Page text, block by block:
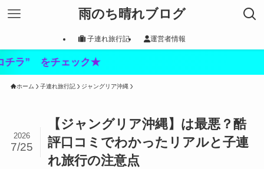
雨のち晴れブログ
子連れ旅行記 運営者情報
ェック★
ホーム 子連れ旅行記 ジャングリア沖縄
【ジャングリア沖縄】は最悪？酷
評口コミでわかったリアルと子連
れ旅行の注意点
2026
7/25